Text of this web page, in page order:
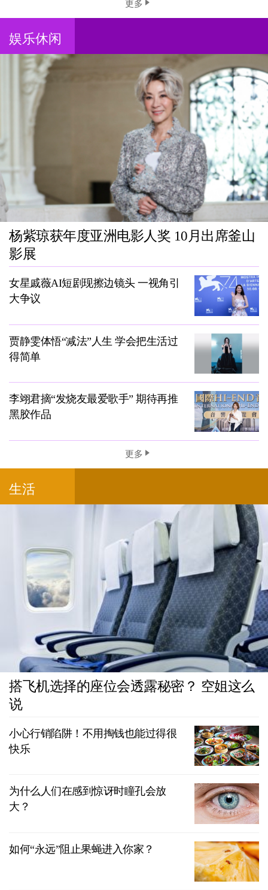
更多
娱乐休闲
杨紫琼获年度亚洲电影人奖 10月出席釜山
影展
女星戚薇AI短剧现擦边镜头 一视角引
大争议
贾静雯体悟“减法”人生 学会把生活过
得简单
李翊君摘“发烧友最爱歌手” 期待再推
黑胶作品
更多
生活
搭飞机选择的座位会透露秘密？ 空姐这么
说
小心行销陷阱！不用掏钱也能过得很
快乐
为什么人们在感到惊讶时瞳孔会放
大？
如何“永远”阻止果蝇进入你家？